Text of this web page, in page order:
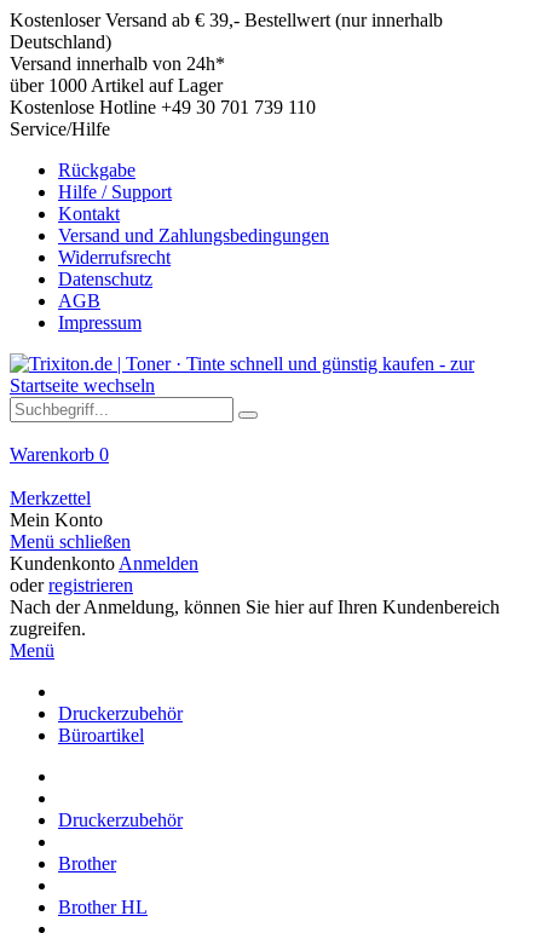
Kostenloser Versand ab € 39,- Bestellwert (nur innerhalb
Deutschland)
Versand innerhalb von 24h*
über 1000 Artikel auf Lager
Kostenlose Hotline +49 30 701 739 110
Service/Hilfe
Rückgabe
Hilfe / Support
Kontakt
Versand und Zahlungsbedingungen
Widerrufsrecht
Datenschutz
AGB
Impressum
Warenkorb 0
Merkzettel
Mein Konto
Menü schließen
Kundenkonto Anmelden
oderregistrieren
Nach der Anmeldung, können Sie hier auf Ihren Kundenbereich
zugreifen.
Menü
Druckerzubehör
Büroartikel
Druckerzubehör
Brother
Brother HL